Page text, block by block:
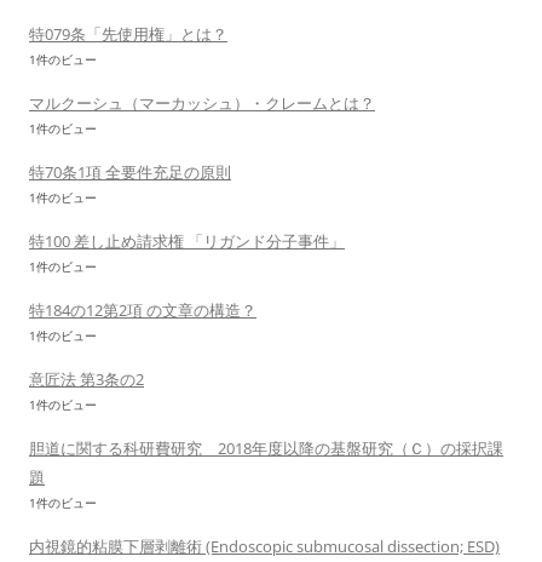
特079条「先使用権」とは？
1件のビュー
マルクーシュ（マーカッシュ）・クレームとは？
1件のビュー
特70条1項 全要件充足の原則
1件のビュー
特100 差し止め請求権 「リガンド分子事件」
1件のビュー
特184の12第2項 の文章の構造？
1件のビュー
意匠法 第3条の2
1件のビュー
胆道に関する科研費研究 2018年度以降の基盤研究（Ｃ）の採択課
題
1件のビュー
内視鏡的粘膜下層剥離術 (Endoscopic submucosal dissection; ESD)